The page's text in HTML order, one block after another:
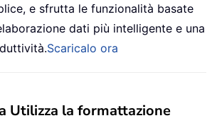
e sfrutta le funzionalità basate
dati più intelligente e una
Scaricalo ora
Utilizza la formattazione